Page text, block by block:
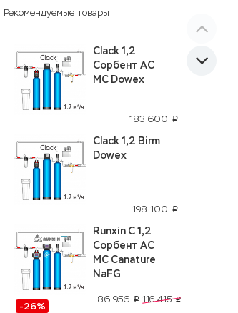
Рекомендуемые товары
183 600 p
Clack 1,2
Сорбент АС
МС Dowex
198 100 p
Clack 1,2 Birm
Dowex
-26%
86 956 p 116 415 p
Runxin C 1,2
Сорбент АС
МС Canature
NaFG